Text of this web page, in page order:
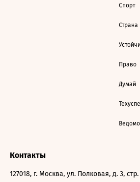
Спорт
Страна
Право
Думай
Контакты
127018, г. Москва, ул. Полковая, д. 3, стр.